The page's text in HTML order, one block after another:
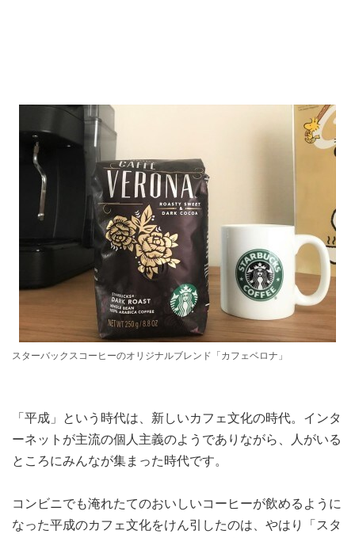
スターバックスコーヒーのオリジナルブレンド「カフェベロナ」
「平成」という時代は、新しいカフェ文化の時代。インタ
ーネットが主流の個人主義のようでありながら、人がいる
ところにみんなが集まった時代です。
コンビニでも淹れたてのおいしいコーヒーが飲めるように
なった平成のカフェ文化をけん引したのは、やはり「スタ